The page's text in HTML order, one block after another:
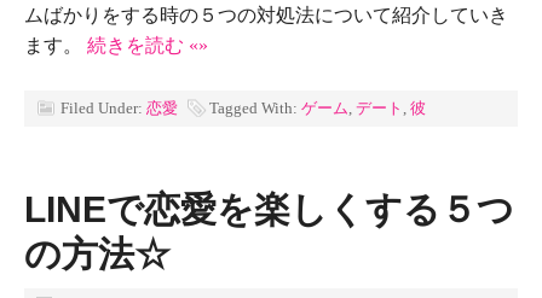
ムばかりをする時の５つの対処法について紹介していき
ます。
続きを読む «»
Filed Under: 恋愛 Tagged With: ゲーム デート 彼
LINEで恋愛を楽しくする５つ
の方法☆